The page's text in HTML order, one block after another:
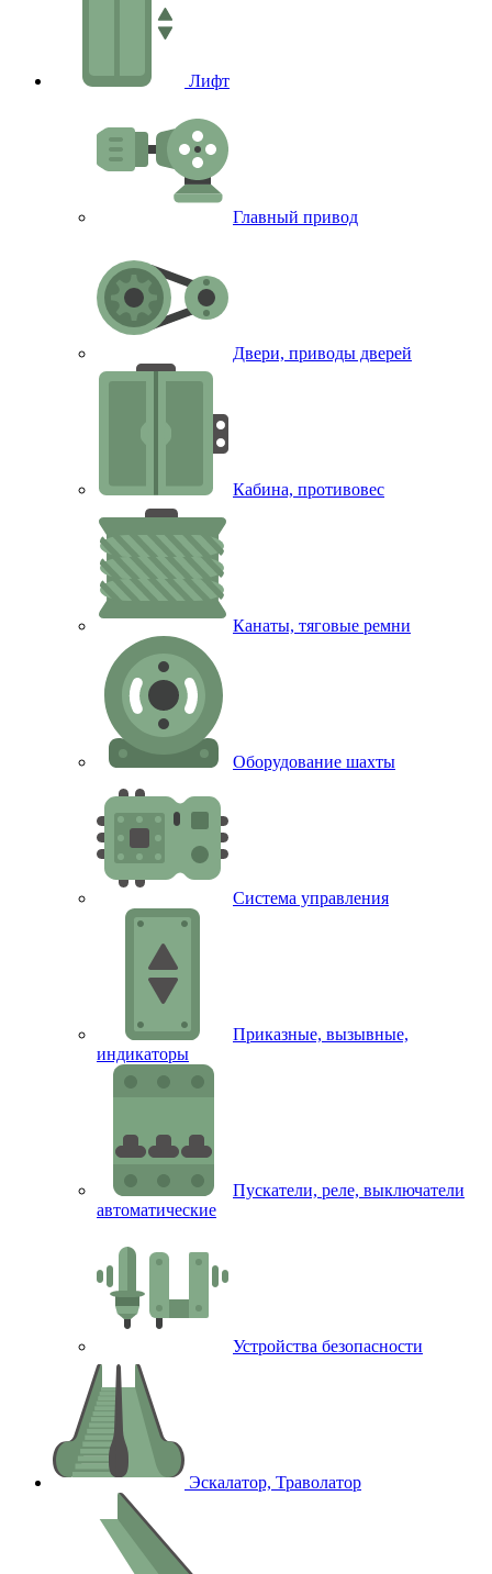
Лифт
Главный привод
Двери, приводы дверей
Кабина, противовес
Канаты, тяговые ремни
Оборудование шахты
Система управления
Приказные, вызывные,
индикаторы
Пускатели, реле, выключатели
автоматические
Устройства безопасности
Эскалатор, Траволатор